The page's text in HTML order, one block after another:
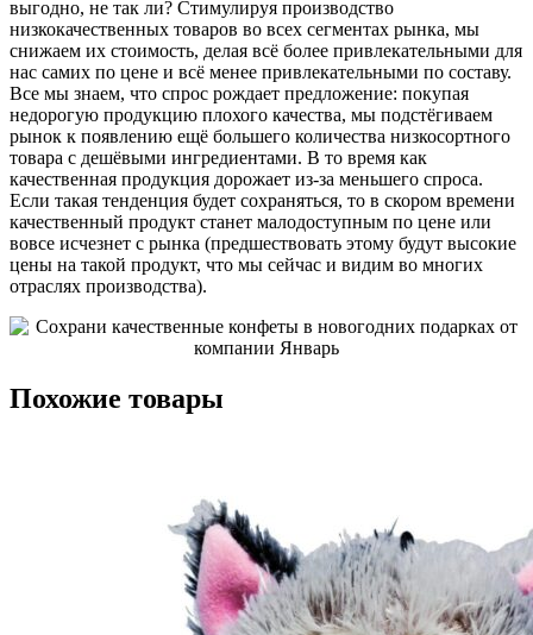
выгодно, не так ли? Стимулируя производство
низкокачественных товаров во всех сегментах рынка, мы
снижаем их стоимость, делая всё более привлекательными для
нас самих по цене и всё менее привлекательными по составу.
Все мы знаем, что спрос рождает предложение: покупая
недорогую продукцию плохого качества, мы подстёгиваем
рынок к появлению ещё большего количества низкосортного
товара с дешёвыми ингредиентами. В то время как
качественная продукция дорожает из-за меньшего спроса.
Если такая тенденция будет сохраняться, то в скором времени
качественный продукт станет малодоступным по цене или
вовсе исчезнет с рынка (предшествовать этому будут высокие
цены на такой продукт, что мы сейчас и видим во многих
отраслях производства).
Похожие товары